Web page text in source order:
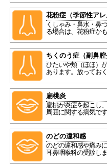
花粉症（季節性アレ
くしゃみ・鼻水・鼻
る場合は、花粉症か
ちくのう症（副鼻腔
ひたいや頬（ほほ）
あります。放ってお
扁桃炎
扁桃が炎症を起こし
周囲に関する病気で
のどの違和感
のどの違和感や痛み
耳鼻咽喉科の受診しま